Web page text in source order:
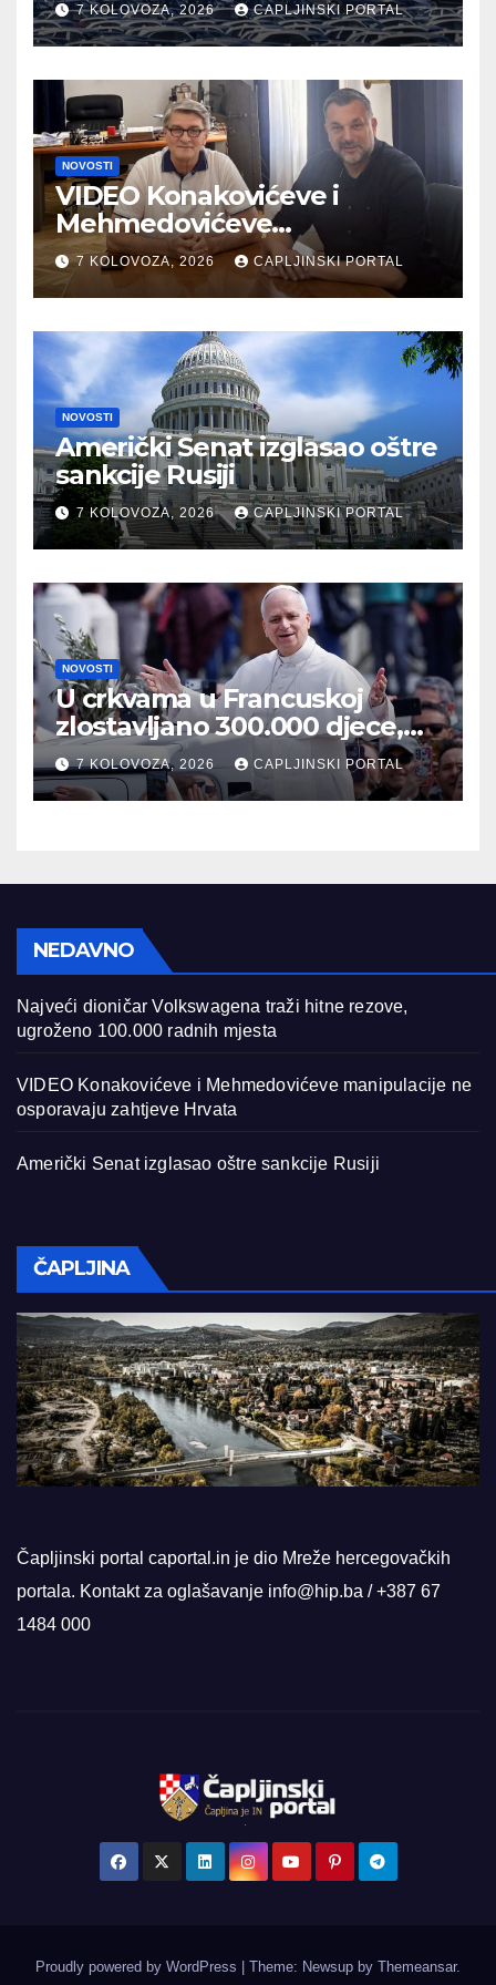
radnih mjesta
7 KOLOVOZA, 2026 CAPLJINSKI PORTAL
NOVOSTI
VIDEO Konakovićeve i
Mehmedovićeve
manipulacije ne osporavaju
zahtjeve Hrvata
7 KOLOVOZA, 2026 CAPLJINSKI PORTAL
NOVOSTI
Američki Senat izglasao oštre
sankcije Rusiji
7 KOLOVOZA, 2026 CAPLJINSKI PORTAL
NOVOSTI
U crkvama u Francuskoj
zlostavljano 300.000 djece,
Papa se sataje sa žrtvama
7 KOLOVOZA, 2026 CAPLJINSKI PORTAL
NEDAVNO
Najveći dioničar Volkswagena traži hitne rezove,
ugroženo 100.000 radnih mjesta
VIDEO Konakovićeve i Mehmedovićeve manipulacije ne
osporavaju zahtjeve Hrvata
Američki Senat izglasao oštre sankcije Rusiji
ČAPLJINA
Čapljinski portal caportal.in je dio Mreže hercegovačkih
portala. Kontakt za oglašavanje info@hip.ba / +387 67
1484 000
Proudly powered by WordPress | Theme: Newsup by Themeansar.